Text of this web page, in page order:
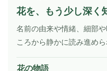
花を、もう少し深く
名前の由来や情緒、細部
ころから静かに読み進めら
花の物語